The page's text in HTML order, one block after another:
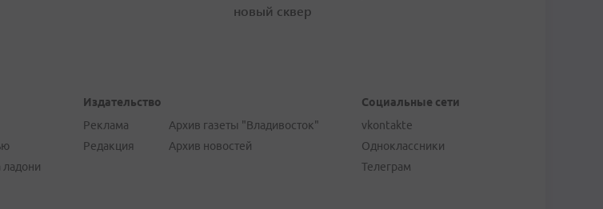
новый сквер
ладони
Издательство
Реклама
Редакция
Архив газеты "Владивосток"
Архив новостей
Социальные сети
vkontakte
Одноклассники
Телеграм